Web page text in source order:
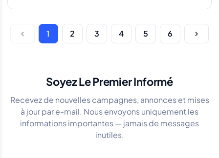
1 2 3 4 5 6
Soyez Le Premier Informé
Recevez de nouvelles campagnes, annonces et mises
à jour par e-mail. Nous envoyons uniquement les
informations importantes — jamais de messages
inutiles.